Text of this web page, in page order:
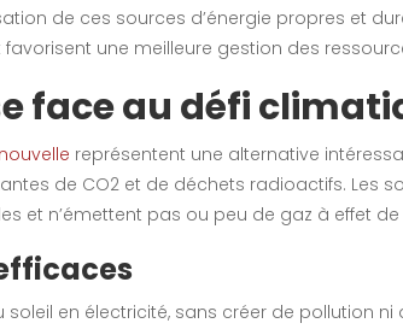
de ces sources d’énergie propres et
une meilleure gestion des
face au défi
représentent une alternative
de CO2 et de déchets radioactifs. Les
et n’émettent pas ou peu de gaz à effet
en électricité, sans créer de pollution ni